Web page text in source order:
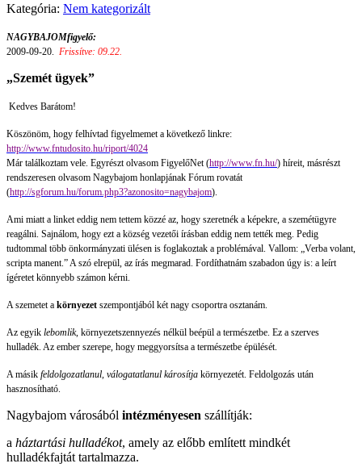
Kategória: Nem kategorizált
NAGYBAJOMfigyelő:
2009-09-20. Frissítve: 09.22.
„Szemét ügyek”
Kedves Barátom!
Köszönöm, hogy felhívtad figyelmemet a következő linkre:
http://www.fntudosito.hu/riport/4024
Már találkoztam vele. Egyrészt olvasom FigyelőNet (http://www.fn.hu/) híreit, másrészt
rendszeresen olvasom Nagybajom honlapjának Fórum rovatát
(http://sgforum.hu/forum.php3?azonosito=nagybajom).
Ami miatt a linket eddig nem tettem közzé az, hogy szeretnék a képekre, a szemétügyre
reagálni. Sajnálom, hogy ezt a község vezetői írásban eddig nem tették meg. Pedig
tudtommal több önkormányzati ülésen is foglakoztak a problémával. Vallom: „Verba volant,
scripta manent.” A szó elrepül, az írás megmarad. Fordíthatnám szabadon úgy is: a leírt
ígéretet könnyebb számon kérni.
A szemetet a környezet szempontjából két nagy csoportra osztanám.
Az egyik lebomlik, környezetszennyezés nélkül beépül a természetbe. Ez a szerves
hulladék. Az ember szerepe, hogy meggyorsítsa a természetbe épülését.
A másik feldolgozatlanul, válogatatlanul károsítja környezetét. Feldolgozás után
hasznosítható.
Nagybajom városából intézményesen szállítják:
a háztartási hulladékot, amely az előbb említett mindkét
hulladékfajtát tartalmazza.